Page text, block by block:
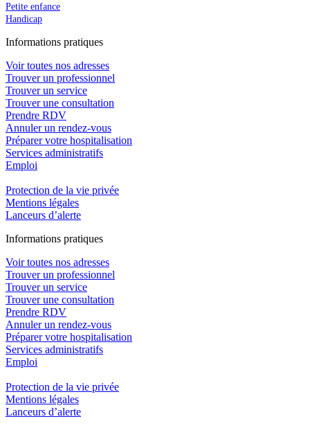
Petite enfance
Handicap
Informations pratiques
Voir toutes nos adresses
Trouver un professionnel
Trouver un service
Trouver une consultation
Prendre RDV
Annuler un rendez-vous
Préparer votre hospitalisation
Services administratifs
Emploi​
Protection de la vie privée
Mentions légales
Lanceurs d’alerte
Informations pratiques
Voir toutes nos adresses
Trouver un professionnel
Trouver un service
Trouver une consultation
Prendre RDV
Annuler un rendez-vous
Préparer votre hospitalisation
Services administratifs
Emploi​
Protection de la vie privée
Mentions légales
Lanceurs d’alerte